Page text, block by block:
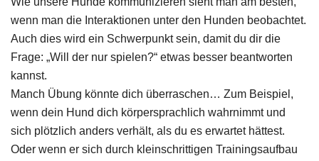
wenn man die Interaktionen unter den Hunden beobachtet.
Auch dies wird ein Schwerpunkt sein, damit du dir die
Frage: „Will der nur spielen?“ etwas besser beantworten
kannst.
Manch Übung könnte dich überraschen… Zum Beispiel,
wenn dein Hund dich körpersprachlich wahrnimmt und
sich plötzlich anders verhält, als du es erwartet hättest.
Oder wenn er sich durch kleinschrittigen Trainingsaufbau